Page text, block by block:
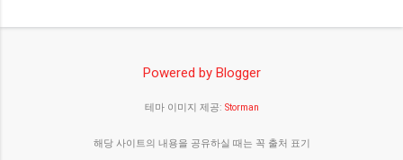
Powered by Blogger
테마 이미지 제공: Storman
해당 사이트의 내용을 공유하실 때는 꼭 출처 표기